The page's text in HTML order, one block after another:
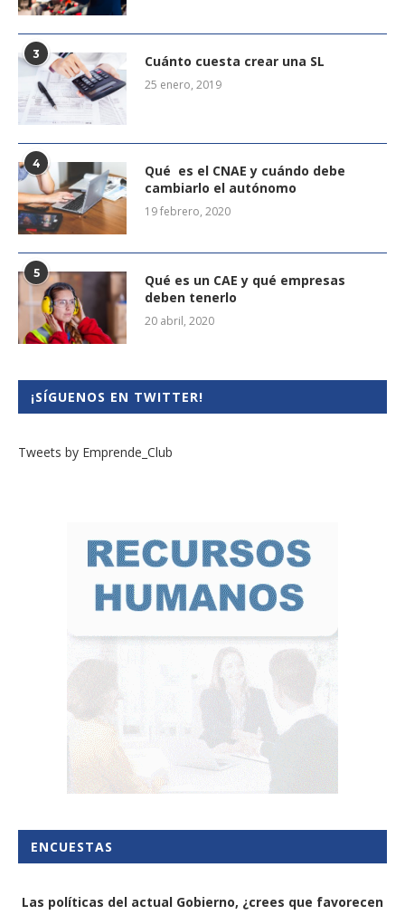
3 Cuánto cuesta crear una SL
25 enero, 2019
4
Qué es el CNAE y cuándo debe
cambiarlo el autónomo
19 febrero, 2020
5
Qué es un CAE y qué empresas
deben tenerlo
20 abril, 2020
¡SÍGUENOS EN TWITTER!
Tweets by Emprende_Club
ENCUESTAS
Las políticas del actual Gobierno, ¿crees que favorecen